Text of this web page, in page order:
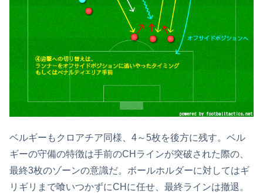
ベルギーもクロアチア同様、4～5枚を後方に残す。ベル
ギーの守備の特徴は手前のCHラインが突破された際の、
最終3枚のゾーンの意識だ。 ボールホルダーに対してはギ
リギリまで喰いつかずにCHに任せ、最終ラインは撤退 。